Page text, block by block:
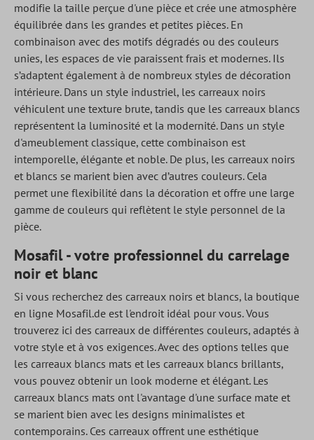
modifie la taille perçue d'une pièce et crée une atmosphère
équilibrée dans les grandes et petites pièces. En
combinaison avec des motifs dégradés ou des couleurs
unies, les espaces de vie paraissent frais et modernes. Ils
s’adaptent également à de nombreux styles de décoration
intérieure. Dans un style industriel, les carreaux noirs
véhiculent une texture brute, tandis que les carreaux blancs
représentent la luminosité et la modernité. Dans un style
d'ameublement classique, cette combinaison est
intemporelle, élégante et noble. De plus, les carreaux noirs
et blancs se marient bien avec d’autres couleurs. Cela
permet une flexibilité dans la décoration et offre une large
gamme de couleurs qui reflètent le style personnel de la
pièce.
Mosafil - votre professionnel du carrelage
noir et blanc
Si vous recherchez des carreaux noirs et blancs, la boutique
en ligne Mosafil.de est l'endroit idéal pour vous. Vous
trouverez ici des carreaux de différentes couleurs, adaptés à
votre style et à vos exigences. Avec des options telles que
les carreaux blancs mats et les carreaux blancs brillants,
vous pouvez obtenir un look moderne et élégant. Les
carreaux blancs mats ont l'avantage d'une surface mate et
se marient bien avec les designs minimalistes et
contemporains. Ces carreaux offrent une esthétique